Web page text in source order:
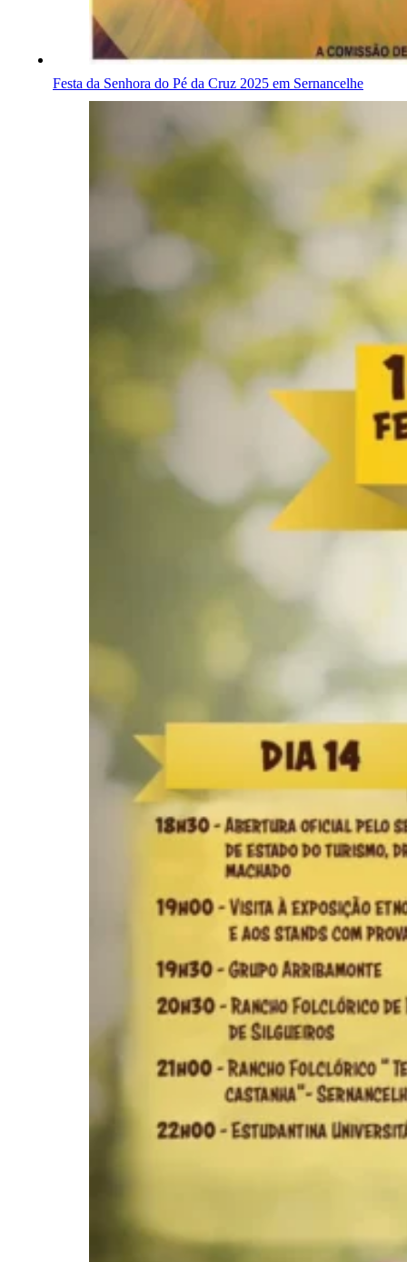
Festa da Senhora do Pé da Cruz 2025 em Sernancelhe